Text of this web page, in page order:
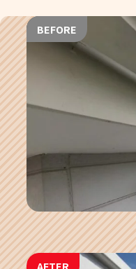
BEFORE
AFTER